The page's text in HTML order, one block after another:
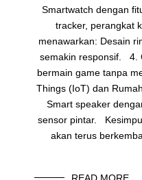
Smartwatch dengan
tracker, perangkat
menawarkan: Desain
semakin responsif. 4.
bermain game tanpa
Things (IoT) dan
Smart speaker
sensor pintar.
akan terus